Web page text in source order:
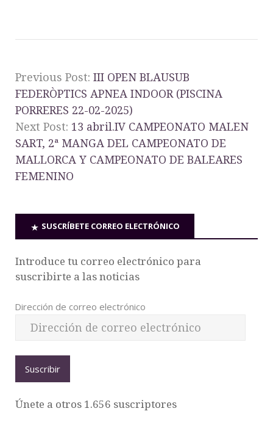
Previous Post: III OPEN BLAUSUB
FEDERÒPTICS APNEA INDOOR (PISCINA
PORRERES 22-02-2025)
Next Post: 13 abril.IV CAMPEONATO MALEN
SART, 2ª MANGA DEL CAMPEONATO DE
MALLORCA Y CAMPEONATO DE BALEARES
FEMENINO
SUSCRÍBETE CORREO ELECTRÓNICO
Introduce tu correo electrónico para
suscribirte a las noticias
Dirección de correo electrónico
Suscribir
Únete a otros 1.656 suscriptores